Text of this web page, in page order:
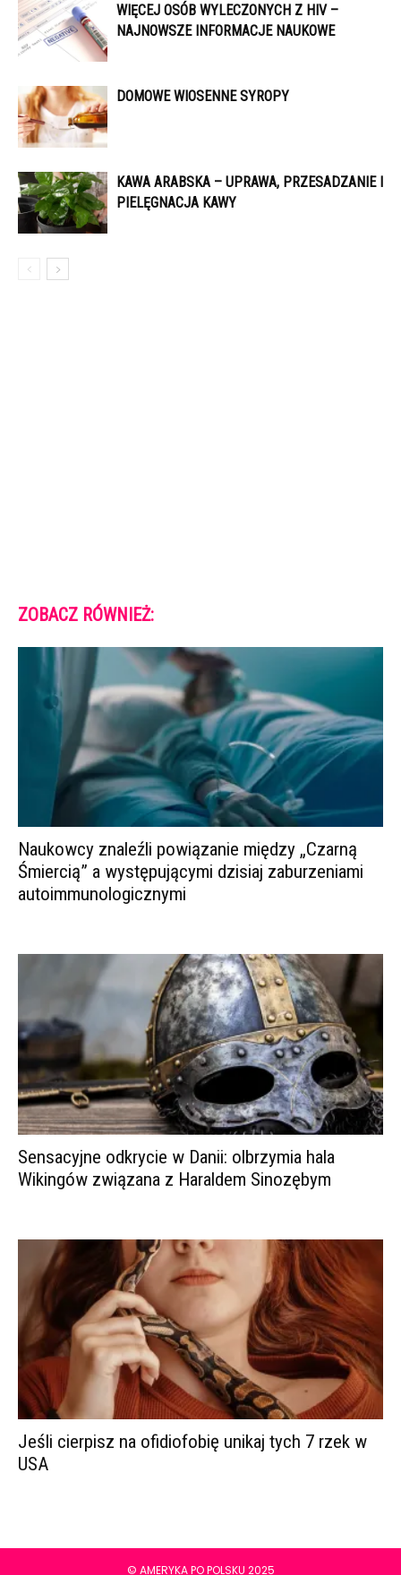
WIĘCEJ OSÓB WYLECZONYCH Z HIV –
NAJNOWSZE INFORMACJE NAUKOWE
DOMOWE WIOSENNE SYROPY
KAWA ARABSKA – UPRAWA, PRZESADZANIE I
PIELĘGNACJA KAWY
ZOBACZ RÓWNIEŻ:
Naukowcy znaleźli powiązanie między „Czarną
Śmiercią” a występującymi dzisiaj zaburzeniami
autoimmunologicznymi
Sensacyjne odkrycie w Danii: olbrzymia hala
Wikingów związana z Haraldem Sinozębym
Jeśli cierpisz na ofidiofobię unikaj tych 7 rzek w
USA
© AMERYKA PO POLSKU 2025